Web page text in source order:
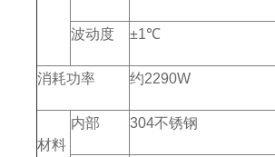
波动度 ±1℃
消耗功率 约2290W
材料
内部 304不锈钢